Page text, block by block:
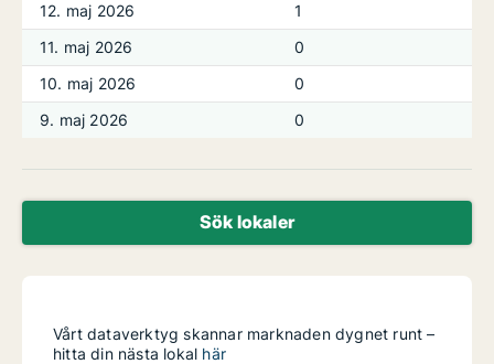
12. maj 2026
1
11. maj 2026
0
10. maj 2026
0
9. maj 2026
0
Sök lokaler
Vårt dataverktyg skannar marknaden dygnet runt –
hitta din nästa lokal här